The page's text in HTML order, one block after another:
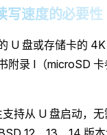
写速度的必要性
U 盘或存储卡的 4K
附录 I（microSD 卡
持从 U 盘启动，无